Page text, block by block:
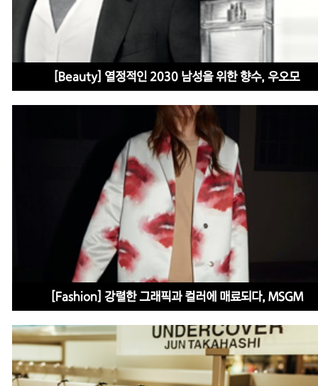
[Beauty] 열정적인 2030 남성을 위한 향수, 우오모
[Fashion] 강렬한 그래픽과 컬러에 매료되다, MSGM